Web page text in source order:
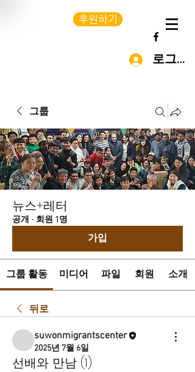
로그인
후원하기
그룹
뉴스+레터
공개 · 회원 1명
가입
그룹 활동 미디어 파일 회원 소개
뒤로
suwonmigrantscenter
2025년 7월 6일
선배와 만남 (1)